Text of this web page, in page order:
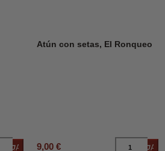
Añadir al carrito
Atún con setas, El Ronqueo
9,00 €